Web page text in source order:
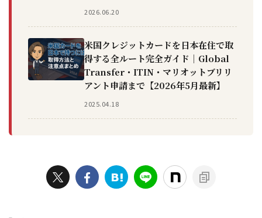
2026.06.20
米国クレジットカードを日本在住で取
得する全ルート完全ガイド｜Global
Transfer・ITIN・マリオットブリリ
アント申請まで【2026年5月最新】
2025.04.18